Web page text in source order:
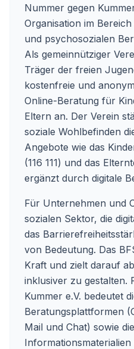
Nummer gegen
Organisation im
und psychosozialen
Als gemeinnütziger
Träger der freien
kostenfreie und
Online-Beratung für
Eltern an. Der Verein
soziale Wohlbefinden
Angebote wie das
(116 111) und das
ergänzt durch digitale
Für Unternehmen und
sozialen Sektor, die
das
von Bedeutung. Das
Kraft und zielt darauf
inklusiver zu gestalten.
Kummer e.V. bedeutet
Beratungsplattformen
Mail und Chat) sowie
Informationsmaterialien